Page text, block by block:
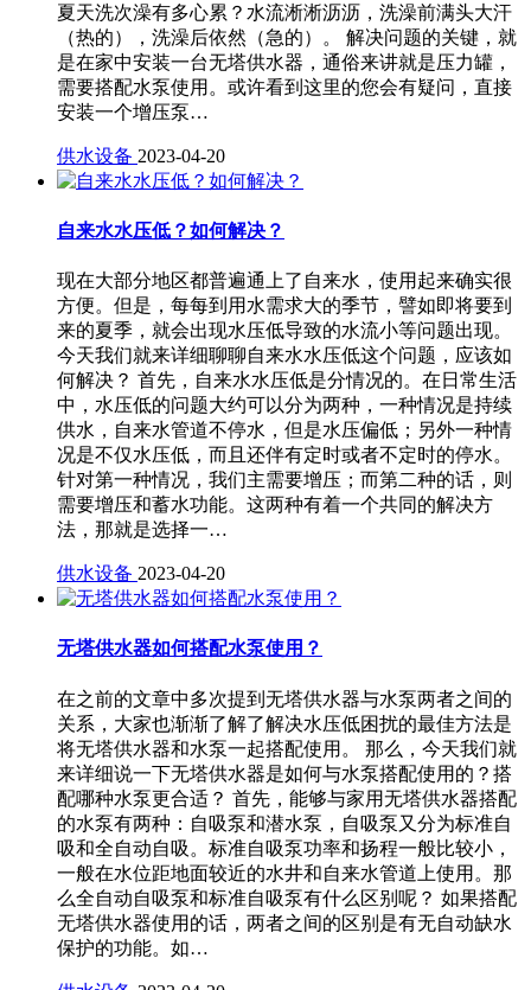
夏天洗次澡有多心累？水流淅淅沥沥，洗澡前满头大汗
（热的），洗澡后依然（急的）。 解决问题的关键，就
是在家中安装一台无塔供水器，通俗来讲就是压力罐，
需要搭配水泵使用。或许看到这里的您会有疑问，直接
安装一个增压泵…
供水设备 2023-04-20
自来水水压低？如何解决？
现在大部分地区都普遍通上了自来水，使用起来确实很
方便。但是，每每到用水需求大的季节，譬如即将要到
来的夏季，就会出现水压低导致的水流小等问题出现。
今天我们就来详细聊聊自来水水压低这个问题，应该如
何解决？ 首先，自来水水压低是分情况的。在日常生活
中，水压低的问题大约可以分为两种，一种情况是持续
供水，自来水管道不停水，但是水压偏低；另外一种情
况是不仅水压低，而且还伴有定时或者不定时的停水。
针对第一种情况，我们主需要增压；而第二种的话，则
需要增压和蓄水功能。这两种有着一个共同的解决方
法，那就是选择一…
供水设备 2023-04-20
无塔供水器如何搭配水泵使用？
在之前的文章中多次提到无塔供水器与水泵两者之间的
关系，大家也渐渐了解了解决水压低困扰的最佳方法是
将无塔供水器和水泵一起搭配使用。 那么，今天我们就
来详细说一下无塔供水器是如何与水泵搭配使用的？搭
配哪种水泵更合适？ 首先，能够与家用无塔供水器搭配
的水泵有两种：自吸泵和潜水泵，自吸泵又分为标准自
吸和全自动自吸。标准自吸泵功率和扬程一般比较小，
一般在水位距地面较近的水井和自来水管道上使用。那
么全自动自吸泵和标准自吸泵有什么区别呢？ 如果搭配
无塔供水器使用的话，两者之间的区别是有无自动缺水
保护的功能。如…